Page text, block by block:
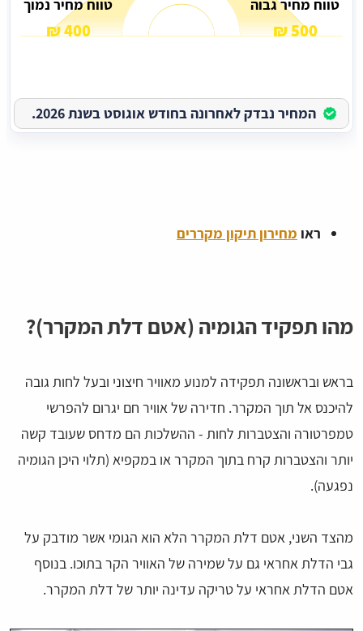
טווח מחיר גבוה
500 ₪
טווח מחיר נמוך
400 ₪
המחיר נבדק לאחרונה בחודש אוגוסט בשנת 2026.
ראו מחירון תיקון מקררים
מהו תפקיד הגומיה (אטם דלת המקרר)?
בראש ובראשונה תפקידה למנוע מאוויר חיצוני ובעל לחות גובה
להיכנס אל תוך המקרר. חדירה של אוויר חם יגרום להפרשי
טמפרטורה והצטברות לחות - ההשלכות הם מדחס שעובד קשה
יותר והצטברות קרח בתוך המקרר או במקפיא (תלוי היכן הגומיה
נפגעה).
מהצד השני, אטם דלת המקרר הלא הוא הגומי אשר מודבק על
גבי הדלת אחראי גם על שמירה של האוויר הקר בתוכו. בנוסף
אטם הדלת אחראי על טריקה עדינה יותר של דלת המקרר.